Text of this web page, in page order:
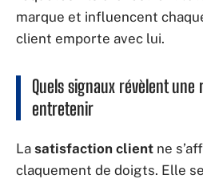
marque et influencent
client emporte avec lui.
Quels signaux révèlent
entretenir
La satisfaction client ne
claquement de doigts. Elle